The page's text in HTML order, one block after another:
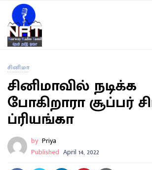
சினிமா
சினிமாவில் நடிக்க
போகிறாரா சூப்பர்
ப்ரியங்கா
by Priya
Published April 14, 2022